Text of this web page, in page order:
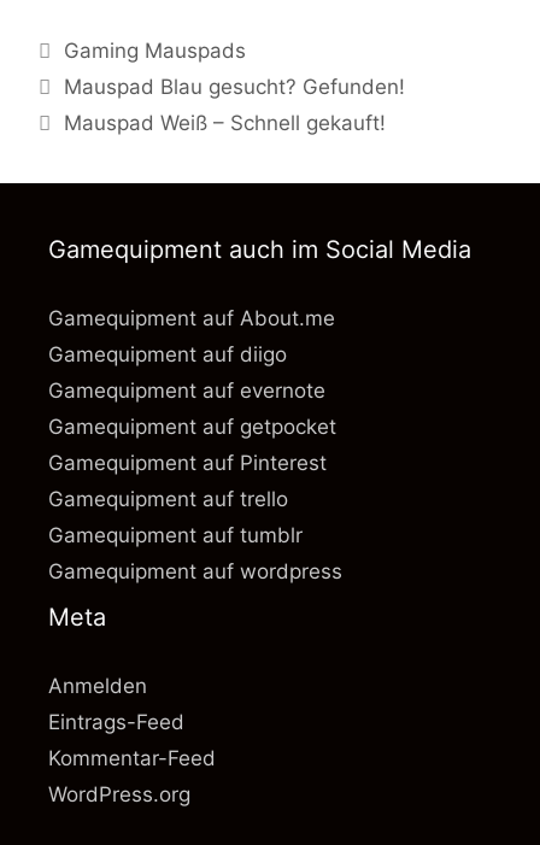
Kategorien
Gaming Mauspads
Mauspad Blau gesucht? Gefunden!
Mauspad Weiß – Schnell gekauft!
Gamequipment auch im Social Media
Gamequipment auf About.me
Gamequipment auf diigo
Gamequipment auf evernote
Gamequipment auf getpocket
Gamequipment auf Pinterest
Gamequipment auf trello
Gamequipment auf tumblr
Gamequipment auf wordpress
Meta
Anmelden
Eintrags-Feed
Kommentar-Feed
WordPress.org